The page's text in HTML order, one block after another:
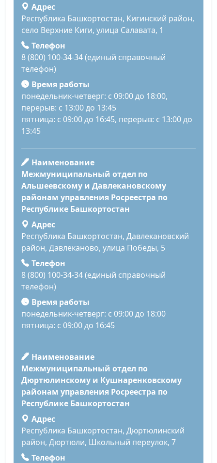
Адрес
Республика Башкортостан, Кигинский район,
село Верхние Киги, улица Салавата, 1
Телефон
8 (800) 100-34-34 (единый справочный
телефон)
Время работы
понедельник-четверг: с 09:00 до 18:00,
перерыв: с 13:00 до 13:45
пятница: с 09:00 до 16:45, перерыв: с 13:00 до
13:45
Наименование
Межмуниципальный отдел по
Альшеевскому и Давлекановскому
районам управления Росреестра по
Республике Башкортостан
Адрес
Республика Башкортостан, Давлекановский
район, Давлеканово, улица Победы, 5
Телефон
8 (800) 100-34-34 (единый справочный
телефон)
Время работы
понедельник-четверг: с 09:00 до 18:00
пятница: с 09:00 до 16:45
Наименование
Межмуниципальный отдел по
Дюртюлинскому и Кушнаренковскому
районам управления Росреестра по
Республике Башкортостан
Адрес
Республика Башкортостан, Дюртюлинский
район, Дюртюли, Школьный переулок, 7
Телефон